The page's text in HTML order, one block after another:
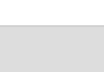
para la compra o el
jurídico y fiscal